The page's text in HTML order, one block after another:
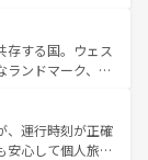
プロヴァンスの
み方が可能だ。さ
おり、どの街角に
る文化を体験で
報はコンテンツ一覧
ことがない。ベ
ルプスの絶景、そ
景は必見。ビール
着の
ほしい。
存する国。ウェス
ランドマーク、歴
なアフタヌーン
パブ、サッカー観
富。イギリスを旅
、運行時刻が正確
安心して個人旅行